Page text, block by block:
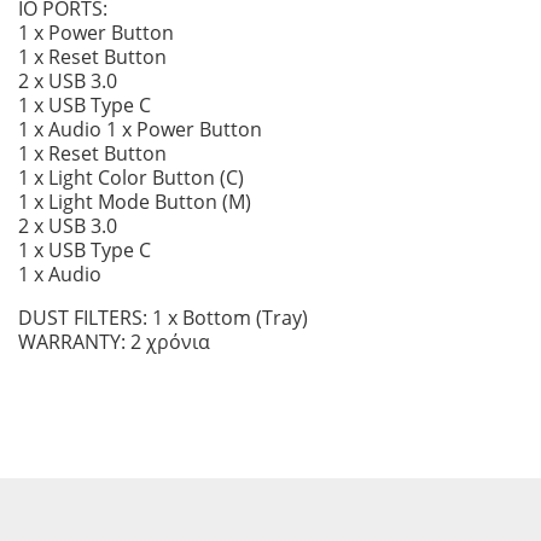
IO PORTS:
1 x Power Button
1 x Reset Button
2 x USB 3.0
1 x USB Type C
1 x Audio 1 x Power Button
1 x Reset Button
1 x Light Color Button (C)
1 x Light Mode Button (M)
2 x USB 3.0
1 x USB Type C
1 x Audio
DUST FILTERS: 1 x Bottom (Tray)
WARRANTY: 2 χρόνια